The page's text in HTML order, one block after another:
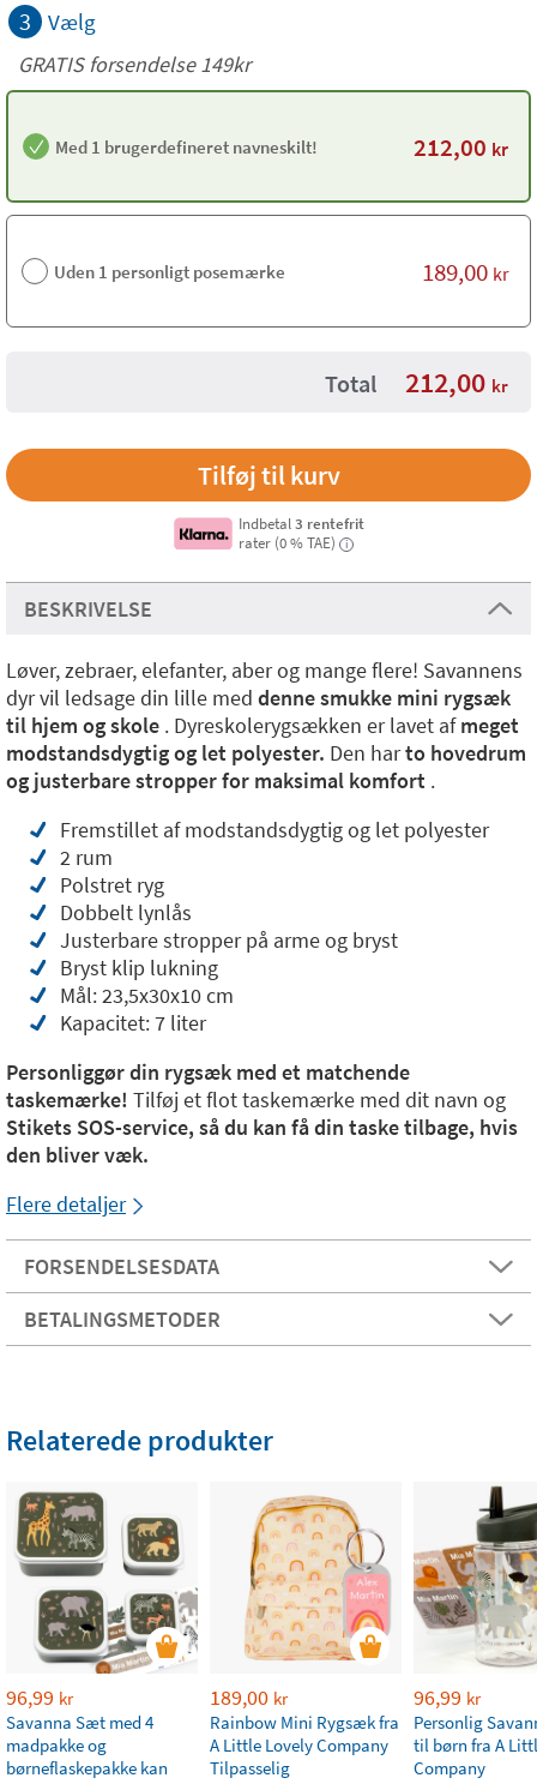
3 Vælg
GRATIS forsendelse 149kr
Med 1 brugerdefineret navneskilt! 212,00 kr
Uden 1 personligt posemærke 189,00 kr
Total 212,00 kr
Indbetal3 rentefrit
rater (0 % TAE)
i
BESKRIVELSE
Løver, zebraer, elefanter, aber og mange flere! Savannens
dyr vil ledsage din lille med denne smukke mini rygsæk
til hjem og skole . Dyreskolerygsækken er lavet afmeget
modstandsdygtig og let polyester. Den harto hovedrum
og justerbare stropper for maksimal komfort .
Fremstillet af modstandsdygtig og let polyester
2 rum
Polstret ryg
Dobbelt lynlås
Justerbare stropper på arme og bryst
Bryst klip lukning
Mål: 23,5x30x10 cm
Kapacitet: 7 liter
Personliggør din rygsæk med et matchende
taskemærke! Tilføj et flot taskemærke med dit navn og
Stikets SOS-service, så du kan få din taske tilbage, hvis
den bliver væk.
Flere detaljer
FORSENDELSESDATA
BETALINGSMETODER
Relaterede produkter
96,99 kr
Savanna Sæt med 4
madpakke og
børneflaskepakke kan
189,00 kr
Rainbow Mini Rygsæk fra
A Little Lovely Company
Tilpasselig
96,99 kr
Personlig
til børn fra A
Company